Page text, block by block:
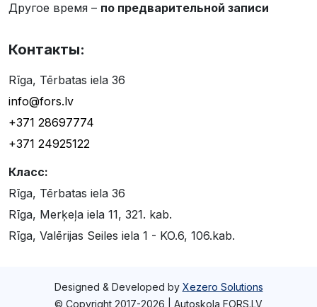
Другое время – по предварительной записи
Контакты:
Rīga, Tērbatas iela 36
info@fors.lv
+371 28697774
+371 24925122
Класс:
Rīga, Tērbatas iela 36
Rīga, Merķeļa iela 11, 321. kab.
Rīga, Valērijas Seiles iela 1 - KO.6, 106.kab.
Designed & Developed by Xezero Solutions
© Copyright 2017-2026 | Autoskola FORS.LV